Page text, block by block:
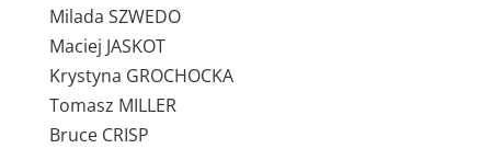
Milada SZWEDO
Maciej JASKOT
Krystyna GROCHOCKA
Tomasz MILLER
Bruce CRISP